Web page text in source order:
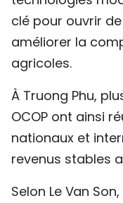
clé pour ouvrir
améliorer la
agricoles.
À Truong Phu,
OCOP ont ainsi
nationaux et
revenus stables
Selon Le Van